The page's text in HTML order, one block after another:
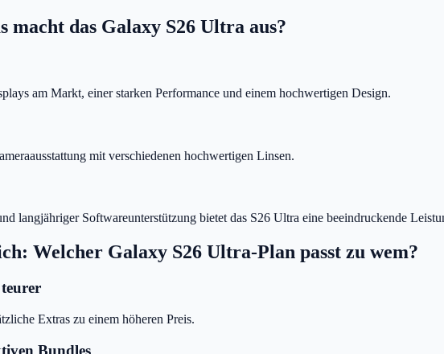
macht das Galaxy S26 Ultra aus?
am Markt, einer starken Performance und einem hochwertigen Design.
mit verschiedenen hochwertigen Linsen.
langjähriger Softwareunterstützung bietet das S26 Ultra eine beeindruckende
Welcher Galaxy S26 Ultra-Plan passt zu wem?
Extras zu einem höheren Preis.
Bundles